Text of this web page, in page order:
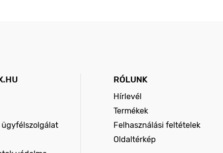
ügyfélszolgálat
RÓLUNK
Hírlevél
Termékek
Felhasználási feltételek
Oldaltérkép